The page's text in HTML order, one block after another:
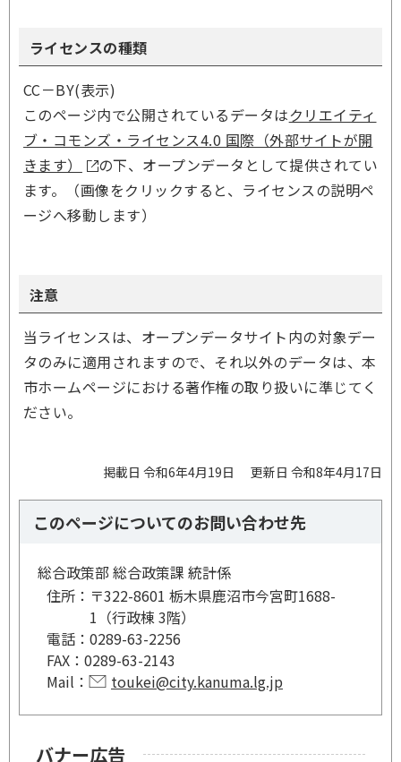
ライセンスの種類
CC－BY(表示)
このページ内で公開されているデータはクリエイティ
ブ・コモンズ・ライセンス4.0 国際（外部サイトが開
きます）
の下、オープンデータとして提供されてい
ます。（画像をクリックすると、ライセンスの説明ペ
ージへ移動します）
注意
当ライセンスは、オープンデータサイト内の対象デー
タのみに適用されますので、それ以外のデータは、本
市ホームページにおける著作権の取り扱いに準じてく
ださい。
掲載日 令和6年4月19日 更新日 令和8年4月17日
このページについてのお問い合わせ先
総合政策部 総合政策課 統計係
住所： 〒322-8601 栃木県鹿沼市今宮町1688-
1（行政棟 3階）
電話： 0289-63-2256
FAX： 0289-63-2143
Mail：
toukei@city.kanuma.lg.jp
バナー広告